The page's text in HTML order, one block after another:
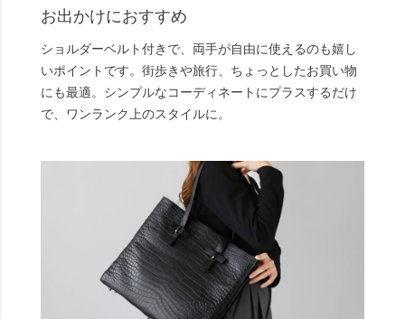
お出かけにおすすめ
ショルダーベルト付きで、両手が自由に使えるのも嬉し
いポイントです。街歩きや旅行、ちょっとしたお買い物
にも最適。シンプルなコーディネートにプラスするだけ
で、ワンランク上のスタイルに。